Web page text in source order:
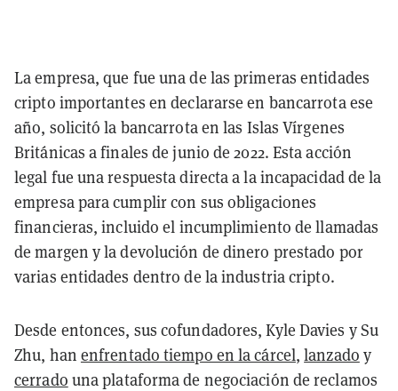
La empresa, que fue una de las primeras entidades
cripto importantes en declararse en bancarrota ese
año, solicitó la bancarrota en las Islas Vírgenes
Británicas a finales de junio de 2022. Esta acción
legal fue una respuesta directa a la incapacidad de la
empresa para cumplir con sus obligaciones
financieras, incluido el incumplimiento de llamadas
de margen y la devolución de dinero prestado por
varias entidades dentro de la industria cripto.
Desde entonces, sus cofundadores, Kyle Davies y Su
Zhu, han enfrentado tiempo en la cárcel,lanzado y
cerrado una plataforma de negociación de reclamos